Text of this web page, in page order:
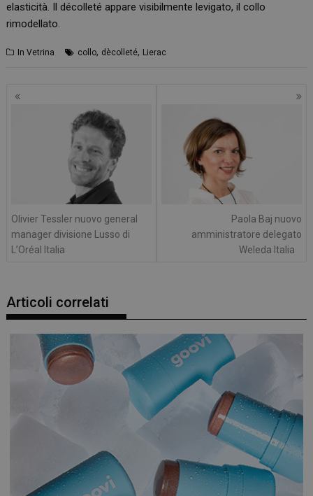
elasticità. Il décolleté appare visibilmente levigato, il collo
rimodellato.
In Vetrina collo, dècolleté, Lierac
Navigazione
Olivier Tessler nuovo general
manager divisione Lusso di
L’Oréal Italia
Paola Baj nuovo
amministratore delegato
Weleda Italia
Articoli correlati